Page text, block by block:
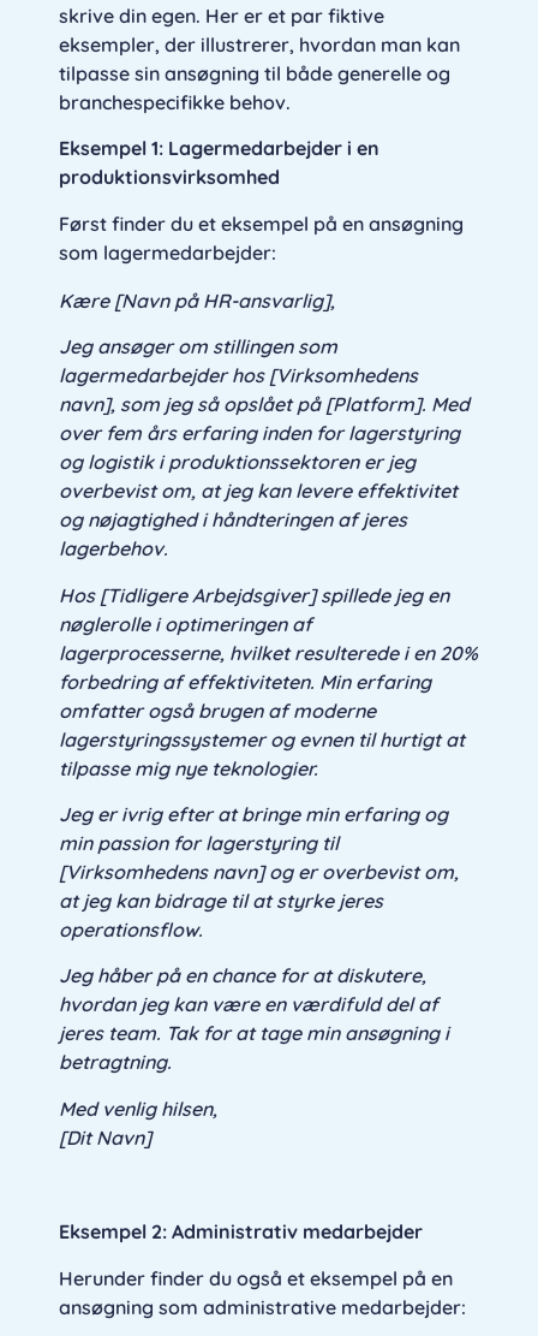
skrive din egen. Her er et par fiktive
eksempler, der illustrerer, hvordan man kan
tilpasse sin ansøgning til både generelle og
branchespecifikke behov.
Eksempel 1: Lagermedarbejder i en
produktionsvirksomhed
Først finder du et eksempel på en ansøgning
som lagermedarbejder:
Kære [Navn på HR-ansvarlig],
Jeg ansøger om stillingen som
lagermedarbejder hos [Virksomhedens
navn], som jeg så opslået på [Platform]. Med
over fem års erfaring inden for lagerstyring
og logistik i produktionssektoren er jeg
overbevist om, at jeg kan levere effektivitet
og nøjagtighed i håndteringen af jeres
lagerbehov.
Hos [Tidligere Arbejdsgiver] spillede jeg en
nøglerolle i optimeringen af
lagerprocesserne, hvilket resulterede i en 20%
forbedring af effektiviteten. Min erfaring
omfatter også brugen af moderne
lagerstyringssystemer og evnen til hurtigt at
tilpasse mig nye teknologier.
Jeg er ivrig efter at bringe min erfaring og
min passion for lagerstyring til
[Virksomhedens navn] og er overbevist om,
at jeg kan bidrage til at styrke jeres
operationsflow.
Jeg håber på en chance for at diskutere,
hvordan jeg kan være en værdifuld del af
jeres team. Tak for at tage min ansøgning i
betragtning.
Med venlig hilsen,
[Dit Navn]
Eksempel 2: Administrativ medarbejder
Herunder finder du også et eksempel på en
ansøgning som administrative medarbejder: